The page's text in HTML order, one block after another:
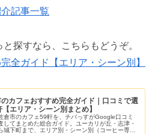
記事一覧
探すなら、こちらもどうぞ。
全ガイド【エリア・シーン別】
カフェおすすめ完全ガイド｜口コミで選
エリア・シーン別まとめ】
倉市のカフェ59軒を、チバっすがGoogle口コミ
してまとめた総合ガイド。ユーカリが丘・志津・
城下町まで、エリア別・シーン別（コーヒー専門/